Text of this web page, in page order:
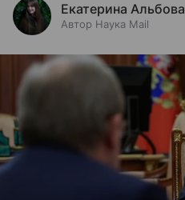
Екатерина Альбова
Автор Наука Mail